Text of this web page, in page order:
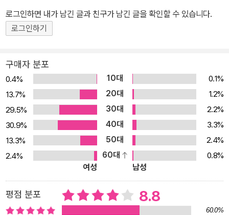
로그인하면 내가 남긴 글과 친구가 남긴 글을 확인할 수 있습니다.
로그인하기
구매자 분포
0.4% 10대
0.1%
13.7%
20대
1.2%
29.5%
30대
2.2%
30.9%
40대
3.3%
13.3%
50대
2.4%
2.4%
60대
0.8%
여성
남성
평점 분포 8.8
60.0%